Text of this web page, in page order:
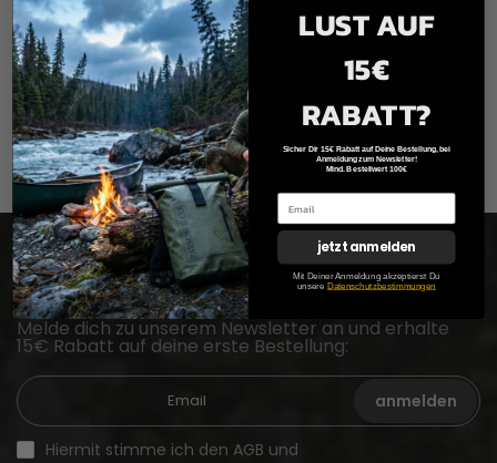
Newsletter Anmeldung
Melde dich zu unserem Newsletter an und erhalte
15€ Rabatt auf deine erste Bestellung:
anmelden
Hiermit stimme ich den AGB und
LUST AUF
15€
RABATT?
Sicher Dir 15€ Rabatt auf Deine Bestellung, bei
Anmeldung zum Newsletter!
Mind. Bestellwert 100€
jetzt anmelden
Mit Deiner Anmeldung akzeptierst Du
unsere Datenschutzbestimmungen